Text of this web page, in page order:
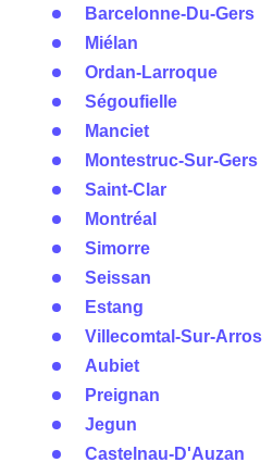
Barcelonne-Du-Gers
Miélan
Ordan-Larroque
Ségoufielle
Manciet
Montestruc-Sur-Gers
Saint-Clar
Montréal
Simorre
Seissan
Estang
Villecomtal-Sur-Arros
Aubiet
Preignan
Jegun
Castelnau-D'Auzan